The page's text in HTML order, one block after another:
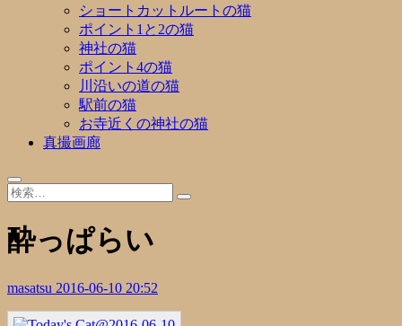
ショートカットルートの猫
ポイント1と2の猫
神社の猫
ポイント4の猫
川沿いの道の猫
駅前の猫
お寺近くの神社の猫
真撮画廊
酔っぱらい
masatsu 2016-06-10 20:52